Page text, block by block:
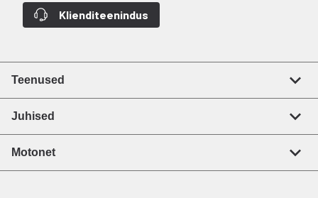
Klienditeenindus
Teenused
Juhised
Motonet